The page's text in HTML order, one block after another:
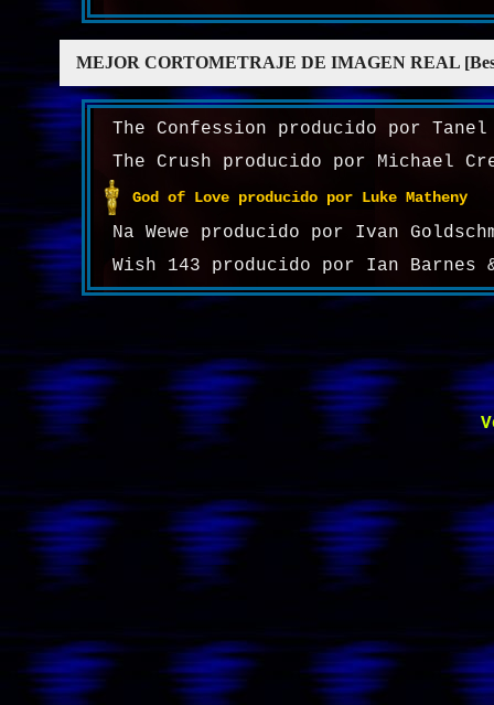
MEJOR CORTOMETRAJE DE IMAGEN REAL
The Confession producido por Tanel
The Crush producido por Michael
God of Love producido por Luke Matheny
Na Wewe producido por Ivan
Wish 143 producido por Ian Barnes